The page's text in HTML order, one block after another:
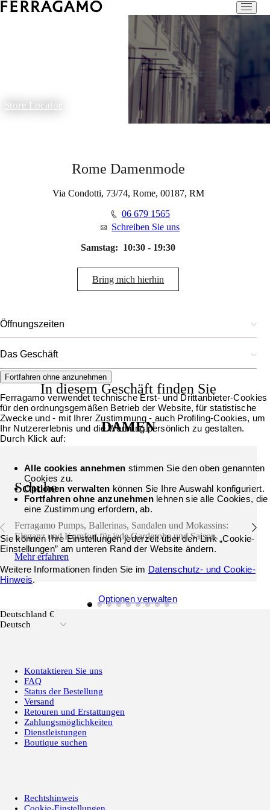
Store Locator
Rome Damenmode
Via Condotti, 73/74, Rome, 00187, RM
06 679 1565
Schreiben Sie uns
Samstag: 10:30 - 19:30
Bring mich hierhin
Öffnungszeiten
Das Geschäft
In diesem Geschäft finden Sie
DAMEN
Schuhe
Ferragamo Pumps, Ballerinas, Sandalen und Mokassins:
Eleganz und Komfort für jede Garderobe und Saison.
Mehr erfahren
Deutschland €
Deutsch
Kontaktieren Sie uns
FAQ
Status der Bestellung
Versand
Retouren und Erstattungen
Zahlungsmöglichkeiten
Dienstleistungen
Boutique suchen
Rechtshinweis
Cookie-Einstellungen
Fortfahren ohne anzunehmen
Ferragamo verwendet technische Erst- und Drittanbieter-Cookies
für den ordnungsgemäßen Betrieb der Website, für statistische
Zwecke und - mit Ihrer Zustimmung - auch Profiling-Cookies, um
Ihr Nutzererlebnis und die Werbung persönlich zu gestalten.
Durch Klick auf:
Alle cookies annehmen stimmen Sie den oben genannten
Cookies zu.
Optionen verwalten können Sie Ihre Auswahl konfiguriert.
Fortfahren ohne anzunehmenlehnen sie alle Cookies, die
eine Zustimmung erfordern, ab.
Sie können Ihre Einstellungen jederzeit über den Link „Cookie-
Einstellungen” am unteren Rand der Website ändern.
Weitere Informationen finden Sie im Datenschutz- und Cookie-
Hinweis.
Optionen verwalten